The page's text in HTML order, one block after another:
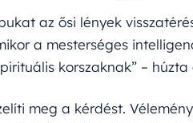
az ősi lények
a mesterséges
korszaknak” – húzta
meg a kérdést.